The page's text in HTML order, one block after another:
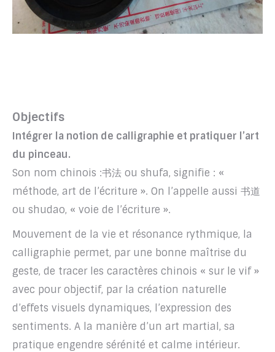
Objectifs
Intégrer la notion de calligraphie et pratiquer l’art
du pinceau.
Son nom chinois :书法 ou shufa, signifie : «
méthode, art de l’écriture ». On l’appelle aussi 书道
ou shudao, « voie de l’écriture ».
Mouvement de la vie et résonance rythmique, la
calligraphie permet, par une bonne maîtrise du
geste, de tracer les caractères chinois « sur le vif »
avec pour objectif, par la création naturelle
d’effets visuels dynamiques, l’expression des
sentiments. A la manière d’un art martial, sa
pratique engendre sérénité et calme intérieur.